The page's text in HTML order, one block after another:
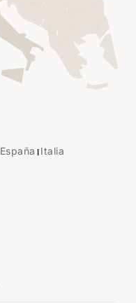
España 1Italia